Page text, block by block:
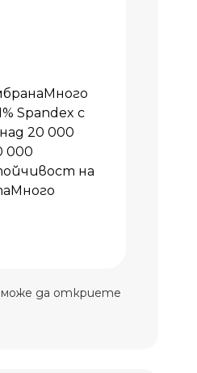
Spandex с
20 000
000
на
може да откриете